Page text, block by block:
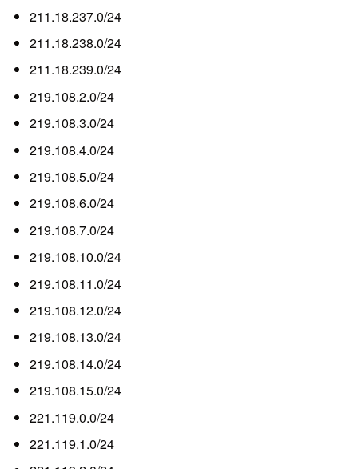
211.18.237.0/24
211.18.238.0/24
211.18.239.0/24
219.108.2.0/24
219.108.3.0/24
219.108.4.0/24
219.108.5.0/24
219.108.6.0/24
219.108.7.0/24
219.108.10.0/24
219.108.11.0/24
219.108.12.0/24
219.108.13.0/24
219.108.14.0/24
219.108.15.0/24
221.119.0.0/24
221.119.1.0/24